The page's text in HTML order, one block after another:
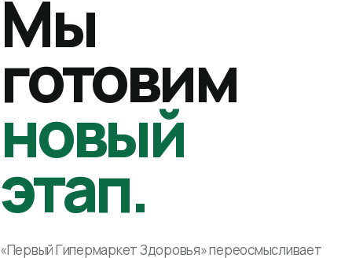
Мы
готовим
новый
этап.
«Первый Гипермаркет Здоровья» переосмысливает